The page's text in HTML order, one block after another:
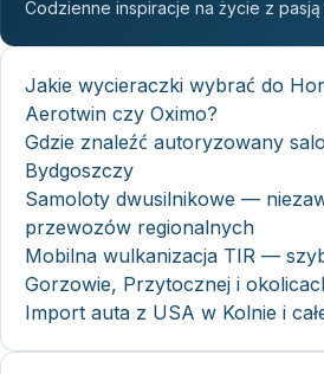
Codzienne inspiracje na życie z pasją
Jakie wycieraczki wybrać do
Aerotwin czy Oximo?
Gdzie znaleźć autoryzowany
Bydgoszczy
Samoloty dwusilnikowe —
przewozów regionalnych
Mobilna wulkanizacja TIR —
Gorzowie, Przytocznej i
Import auta z USA w Kolnie i